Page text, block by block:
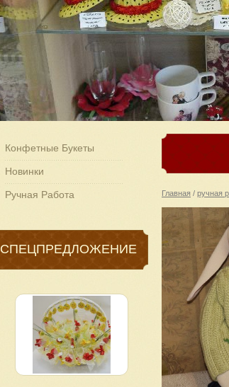
Конфетные Букеты
Новинки
Ручная Работа
СПЕЦПРЕДЛОЖЕНИЕ
Главная / ручная